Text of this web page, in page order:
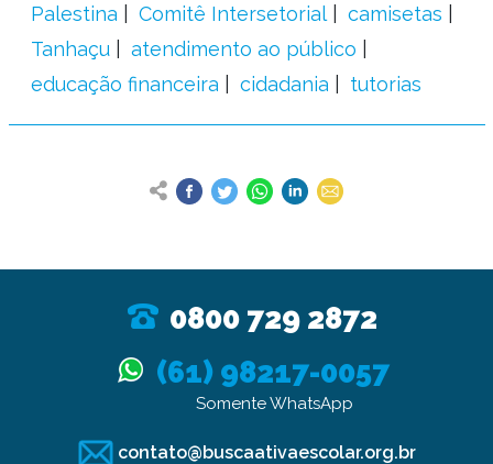
Palestina
Comitê Intersetorial
camisetas
Tanhaçu
atendimento ao público
educação financeira
cidadania tutorias
0800 729 2872
(61) 98217-0057
Somente WhatsApp
contato@buscaativaescolar.org.br